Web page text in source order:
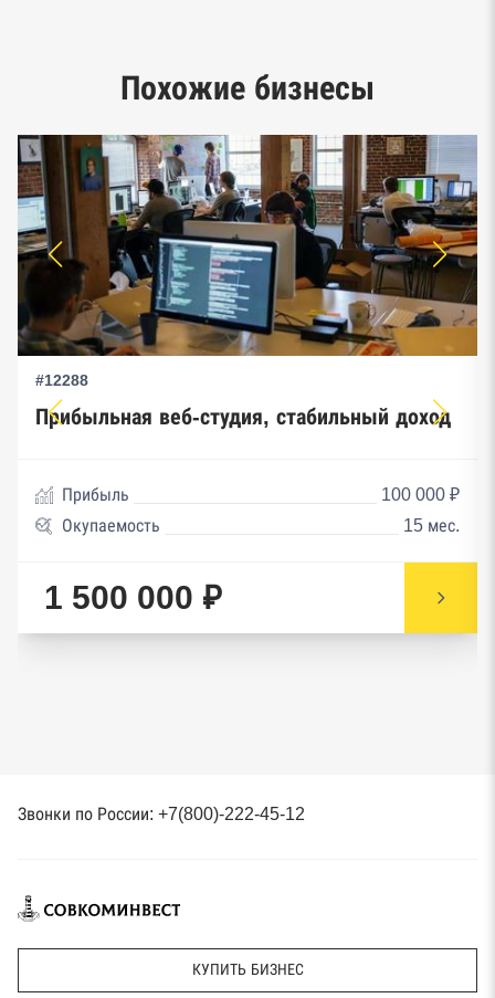
предпринимательства ФНС
Похожие бизнесы
#12288
Прибыльная веб-студия, стабильный доход
Прибыль
100 000 ₽
Окупаемость
15 мес.
1 500 000 ₽
Звонки по России: +7(800)-222-45-12
КУПИТЬ БИЗНЕС